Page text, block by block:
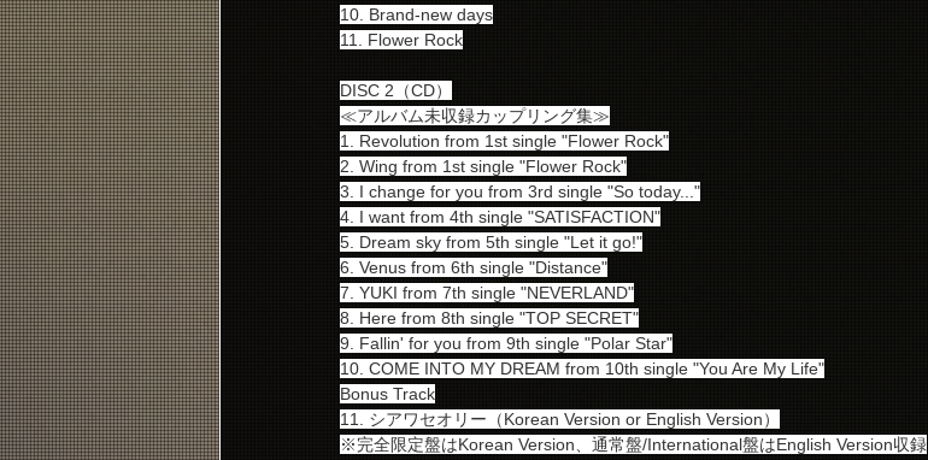
10. Brand-new days
11. Flower Rock
DISC 2（CD）
≪アルバム未収録カップリング集≫
1. Revolution from 1st single "Flower Rock"
2. Wing from 1st single "Flower Rock"
3. I change for you from 3rd single "So today..."
4. I want from 4th single "SATISFACTION"
5. Dream sky from 5th single "Let it go!"
6. Venus from 6th single "Distance"
7. YUKI from 7th single "NEVERLAND"
8. Here from 8th single "TOP SECRET"
9. Fallin' for you from 9th single "Polar Star"
10. COME INTO MY DREAM from 10th single "You Are My Life"
Bonus Track
11. シアワセオリー（Korean Version or English Version）
※完全限定盤はKorean Version、通常盤/International盤はEnglish Version収録